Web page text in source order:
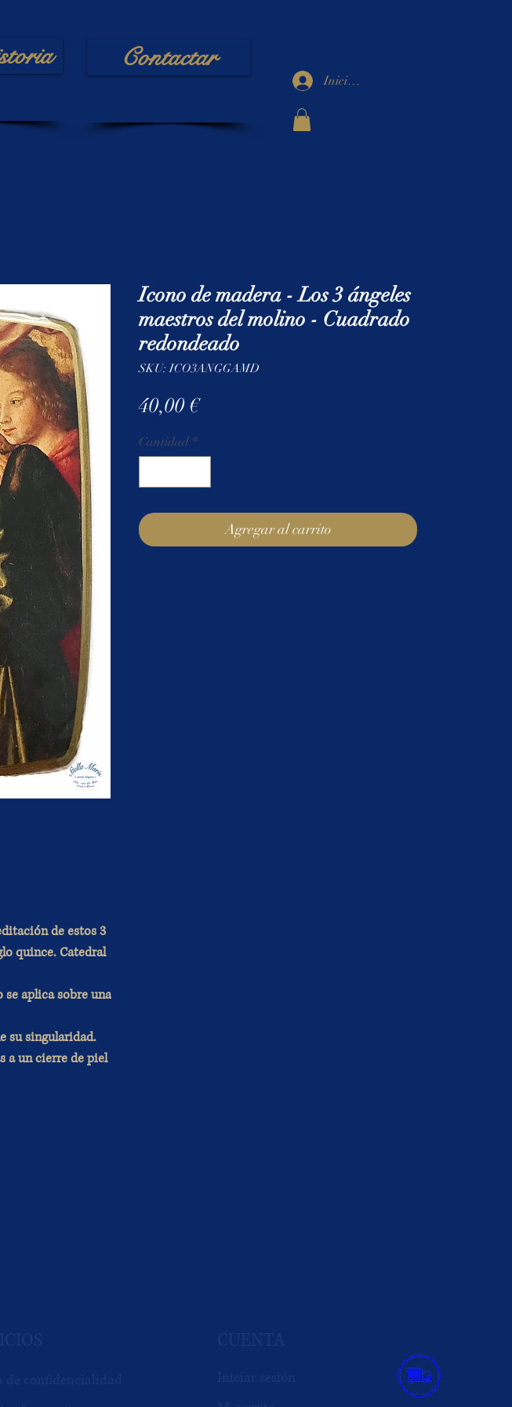
Contactar
Iniciar sesión
de estos 3
quince. Catedral
se aplica sobre una
su singularidad.
a un cierre de piel
Icono de madera - Los 3 ángeles
maestros del molino - Cuadrado
redondeado
SKU: ICO3ANGGAMD
40,00 €Precio
Cantidad *
Agregar al carrito